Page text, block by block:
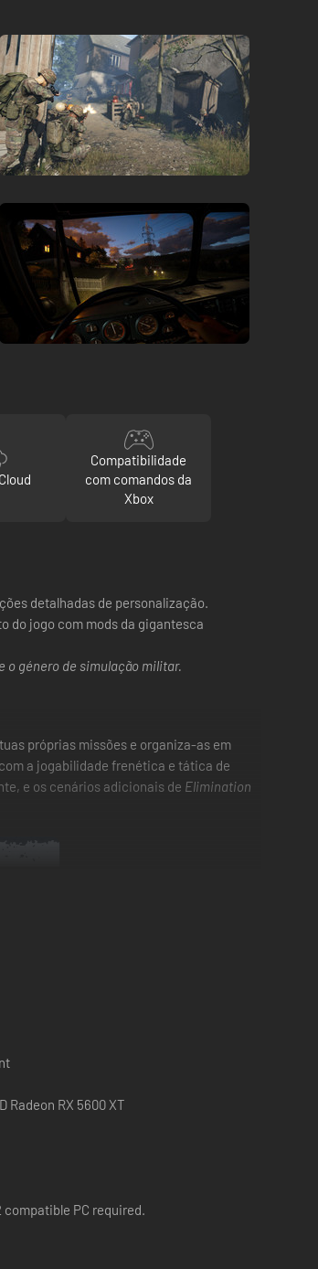
Compatibilidade
com comandos da
Xbox
detalhadas de personalização.
do jogo com mods da gigantesca
o género de simulação militar.
próprias missões e organiza-as em
a jogabilidade frenética e tática de
e os cenários adicionais de Elimination
Radeon RX 5600 XT
PC required.